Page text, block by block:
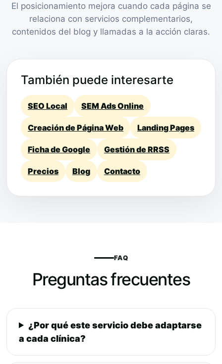
El posicionamiento mejora cuando cada página se
relaciona con servicios complementarios,
contenidos del blog y llamadas a la acción claras.
También puede interesarte
SEO Local SEM Ads Online
Creación de Página Web Landing Pages
Ficha de Google Gestión de RRSS
Precios Blog Contacto
FAQ
Preguntas frecuentes
¿Por qué este servicio debe adaptarse
a cada clínica?